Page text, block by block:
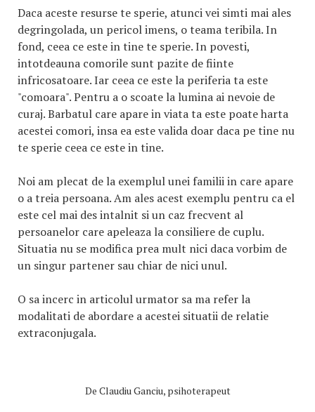
Daca aceste resurse te sperie, atunci vei simti mai ales
degringolada, un pericol imens, o teama teribila. In
fond, ceea ce este in tine te sperie. In povesti,
intotdeauna comorile sunt pazite de fiinte
infricosatoare. Iar ceea ce este la periferia ta este
"comoara". Pentru a o scoate la lumina ai nevoie de
curaj. Barbatul care apare in viata ta este poate harta
acestei comori, insa ea este valida doar daca pe tine nu
te sperie ceea ce este in tine.
Noi am plecat de la exemplul unei familii in care apare
o a treia persoana. Am ales acest exemplu pentru ca el
este cel mai des intalnit si un caz frecvent al
persoanelor care apeleaza la consiliere de cuplu.
Situatia nu se modifica prea mult nici daca vorbim de
un singur partener sau chiar de nici unul.
O sa incerc in articolul urmator sa ma refer la
modalitati de abordare a acestei situatii de relatie
extraconjugala.
De Claudiu Ganciu, psihoterapeut